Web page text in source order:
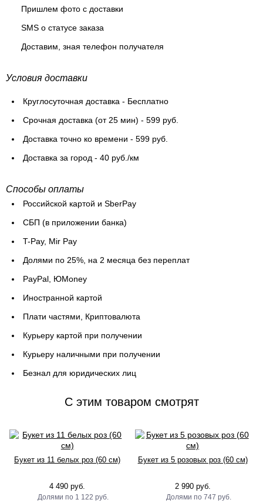
Пришлем фото с доставки
SMS о статусе заказа
Доставим, зная телефон получателя
Условия доставки
Круглосуточная доставка - Бесплатно
Cрочная доставка (от 25 мин) - 599 руб.
Доставка точно ко времени - 599 руб.
Доставка за город - 40 руб./км
Способы оплаты
Российской картой и SberPay
СБП (в приложении банка)
T-Pay, Mir Pay
Долями по 25%, на 2 месяца без переплат
PayPal, ЮMoney
Иностранной картой
Плати частями, Криптовалюта
Курьеру картой при получении
Курьеру наличными при получении
Безнал для юридических лиц
C этим товаром смотрят
Букет из 11 белых роз (60 см)
4 490 руб.
1 122 руб.
Букет из 5 розовых роз (60 см)
2 990 руб.
747 руб.